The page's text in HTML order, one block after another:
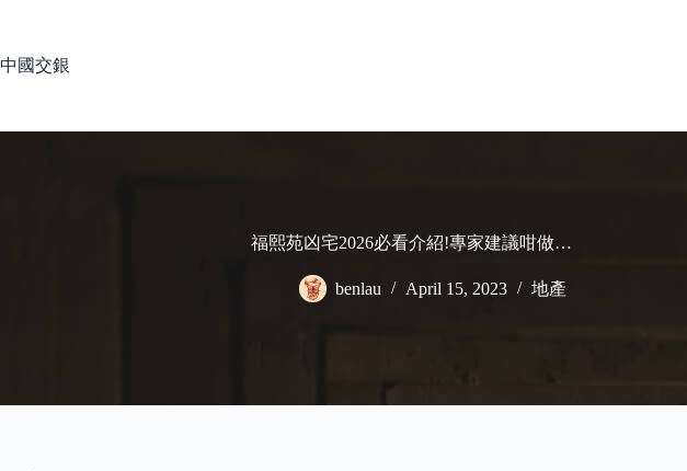
中國交銀
福熙苑凶宅2026必看介紹!專家建議咁做…
benlau April 15, 2023 地產